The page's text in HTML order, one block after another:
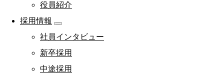
役員紹介
採用情報
社員インタビュー
新卒採用
中途採用